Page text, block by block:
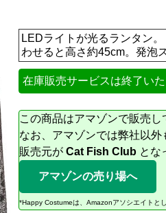
LEDライトが光るランタン
わせると高さ約45cm。発泡
在庫販売サービスは終了い
この商品はアマゾンで販売し
なお、アマゾンでは弊社以外
販売元が Cat Fish Club とな
アマゾンの売り場へ
*Happy Costumeは、Amazonアソシエイトと